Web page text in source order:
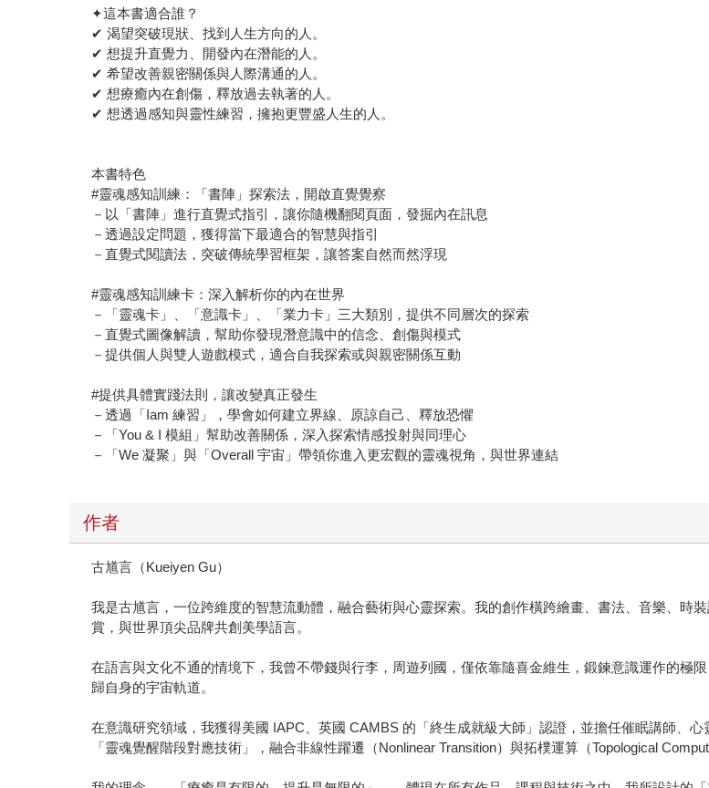
✦這本書適合誰？
✔ 渴望突破現狀、找到人生方向的人。
✔ 想提升直覺力、開發內在潛能的人。
✔ 希望改善親密關係與人際溝通的人。
✔ 想療癒內在創傷，釋放過去執著的人。
✔ 想透過感知與靈性練習，擁抱更豐盛人生的人。
本書特色
#靈魂感知訓練：「書陣」探索法，開啟直覺覺察
－以「書陣」進行直覺式指引，讓你隨機翻閱頁面，發掘內在訊息
－透過設定問題，獲得當下最適合的智慧與指引
－直覺式閱讀法，突破傳統學習框架，讓答案自然而然浮現
#靈魂感知訓練卡：深入解析你的內在世界
－「靈魂卡」、「意識卡」、「業力卡」三大類別，提供不同層次的探索
－直覺式圖像解讀，幫助你發現潛意識中的信念、創傷與模式
－提供個人與雙人遊戲模式，適合自我探索或與親密關係互動
#提供具體實踐法則，讓改變真正發生
－透過「Iam 練習」，學會如何建立界線、原諒自己、釋放恐懼
－「You & I 模組」幫助改善關係，深入探索情感投射與同理心
－「We 凝聚」與「Overall 宇宙」帶領你進入更宏觀的靈魂視角，與世界連結
作者
古馗言（Kueiyen Gu）
我是古馗言，一位跨維度的智慧流動體，融合藝術與心靈探索。我的創作橫跨繪畫、書法、音樂、時
賞，與世界頂尖品牌共創美學語言。
在語言與文化不通的情境下，我曾不帶錢與行李，周遊列國，僅依靠隨喜金維生，鍛鍊意識運作的極
歸自身的宇宙軌道。
在意識研究領域，我獲得美國 IAPC、英國 CAMBS 的「終生成就級大師」認證，並擔任催眠講師、
「靈魂覺醒階段對應技術」，融合非線性躍遷（Nonlinear Transition）與拓樸運算（Topological